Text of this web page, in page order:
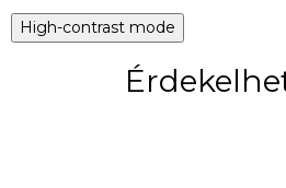
YSL BLACK
LANCOME
High-contrast mode